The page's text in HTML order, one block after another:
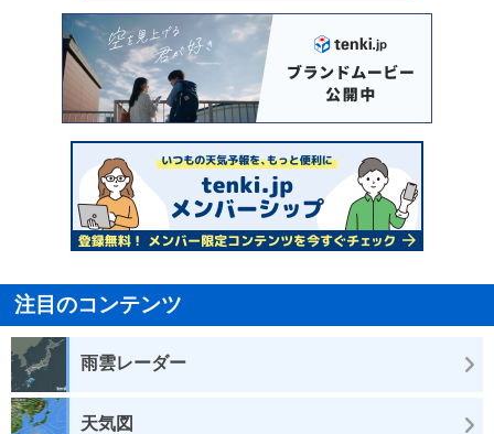
注目のコンテンツ
雨雲レーダー
天気図